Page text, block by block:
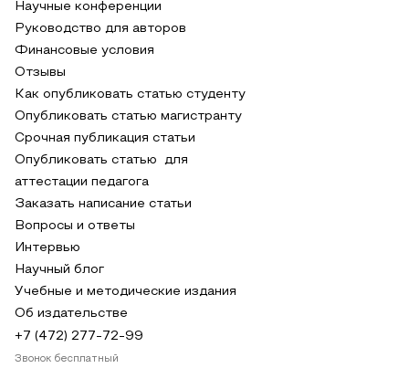
Научные конференции
Руководство для авторов
Финансовые условия
Отзывы
Как опубликовать статью студенту
Опубликовать статью магистранту
Срочная публикация статьи
Опубликовать статью для
аттестации педагога
Заказать написание статьи
Вопросы и ответы
Интервью
Научный блог
Учебные и методические издания
Об издательстве
+7 (472) 277-72-99
Звонок бесплатный